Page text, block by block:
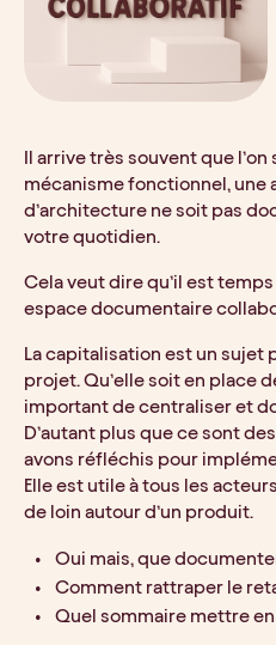
Il arrive très souvent que
mécanisme fonctionnel, une
d’architecture ne soit pas
votre quotidien.
Cela veut dire qu’il est
espace documentaire
La capitalisation est un sujet
projet. Qu’elle soit en place
important de centraliser et
D’autant plus que ce sont
avons réfléchis pour
Elle est utile à tous les
de loin autour d’un produit.
Oui mais, que
Comment rattraper le
Quel sommaire mettre